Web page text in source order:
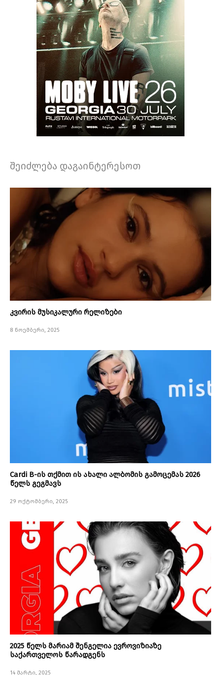
შეიძლება დაგაინტერესოთ
კვირის მუსიკალური რელიზები
8 ნოემბერი, 2025
Cardi B-ის თქმით ის ახალი ალბომის გამოცემას 2026
წელს გეგმავს
29 ოქტომბერი, 2025
2025 წელს მარიამ შენგელია ევროვიზიაზე
საქართველოს წარადგენს
14 მარტი, 2025